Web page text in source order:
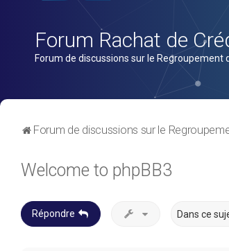
Forum Rachat de
Forum de discussions sur le Regroupement
Forum de discussions sur le
Welcome to phpBB3
Répondre